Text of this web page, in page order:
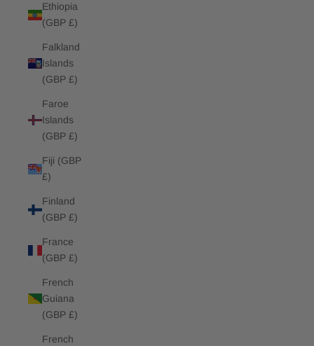
Ethiopia
(GBP £)
Falkland
Islands
(GBP £)
Faroe
Islands
(GBP £)
Fiji (GBP
£)
Finland
(GBP £)
France
(GBP £)
French
Guiana
(GBP £)
French